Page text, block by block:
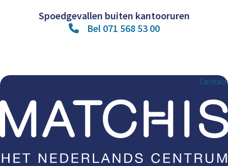
Spoedgevallen buiten kantooruren
Bel 071 568 53 00
Contact